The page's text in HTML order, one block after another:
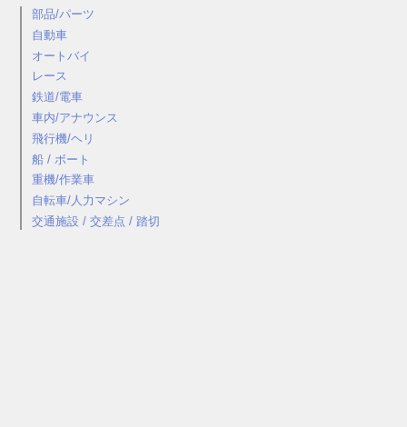
部品/パーツ
自動車
オートバイ
レース
鉄道/電車
車内/アナウンス
飛行機/ヘリ
船 / ボート
重機/作業車
自転車/人力マシン
交通施設 / 交差点 / 踏切